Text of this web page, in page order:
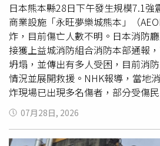
日本熊本縣28日下午發生規模7.1強
商業設施「永旺夢樂城熊本」（
炸，目前傷亡人數不明。日本消防
接獲上益城消防組合消防本部通報
坍塌，並傳出有多人受困，目前消
情況並展開救援。NHK報導，當地
炸現場已出現多名傷者，部分受傷
院治療，詳細傷亡人數仍在統計中
有200人已撤離至商場停車場避難
搜索現場，確認是否仍有人員受困
07月28日, 2026